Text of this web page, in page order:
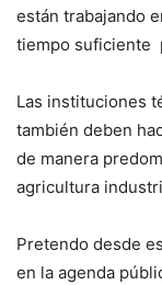
están trabajando
tiempo suficiente
Las instituciones
también deben
de manera
agricultura
Pretendo desde
en la agenda